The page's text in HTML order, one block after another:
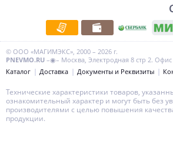
© ООО «МАГИМЭКС», 2000 – 2026 г.
PNEVMO.RU –◉– Москва, Электродная 8 стр 2. Офис
Каталог
Доставка Документы и Реквизиты
Технические характеристики товаров,
ознакомительный характер и могут быть без
производителями с целью повышения
продукции.